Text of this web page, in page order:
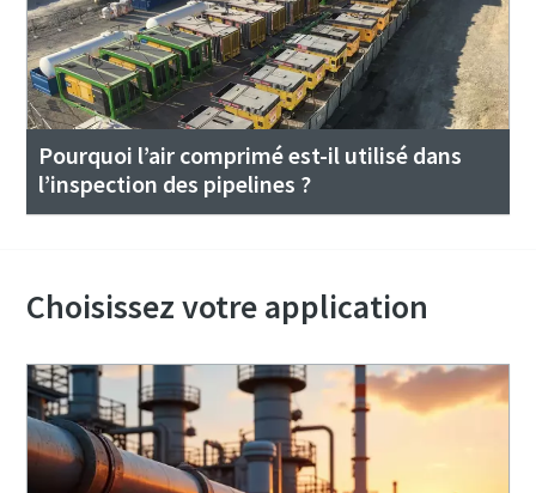
Pourquoi l’air comprimé est-il utilisé dans
l’inspection des pipelines ?
Choisissez votre application